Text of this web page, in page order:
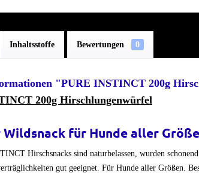
Inhaltsstoffe Bewertungen 0
"PURE INSTINCT 200g
200g Hirschlungenwürfel
für Hunde aller
Hirschsnacks sind naturbelassen, wurden
gut geeignet. Für Hunde aller Größen.